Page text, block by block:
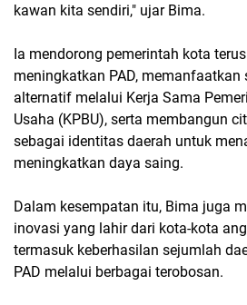
kawan kita sendiri," ujar Bima.
Ia mendorong pemerintah kota
meningkatkan PAD, memanfaatkan
alternatif melalui Kerja Sama
Usaha (KPBU), serta membangun
sebagai identitas daerah untuk
meningkatkan daya saing.
Dalam kesempatan itu, Bima juga
inovasi yang lahir dari kota-kota
termasuk keberhasilan sejumlah
PAD melalui berbagai terobosan.